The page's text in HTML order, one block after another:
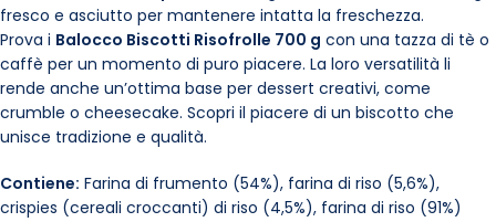
fresco e asciutto per mantenere intatta la freschezza.
Prova i Balocco Biscotti Risofrolle 700 g con una tazza di tè o
caffè per un momento di puro piacere. La loro versatilità li
rende anche un’ottima base per dessert creativi, come
crumble o cheesecake. Scopri il piacere di un biscotto che
unisce tradizione e qualità.
Contiene: Farina di frumento (54%), farina di riso (5,6%),
crispies (cereali croccanti) di riso (4,5%), farina di riso (91%)